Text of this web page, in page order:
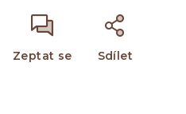
Zeptat se Sdílet